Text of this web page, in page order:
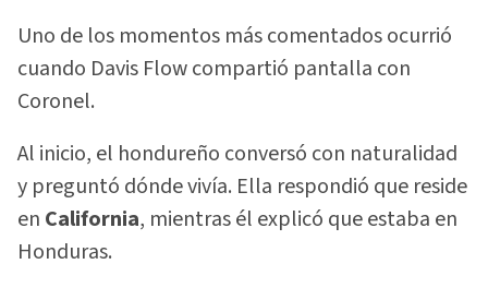
Uno de los momentos más comentados ocurrió
cuando Davis Flow compartió pantalla con
Coronel.
Al inicio, el hondureño conversó con naturalidad
y preguntó dónde vivía. Ella respondió que reside
en California, mientras él explicó que estaba en
Honduras.